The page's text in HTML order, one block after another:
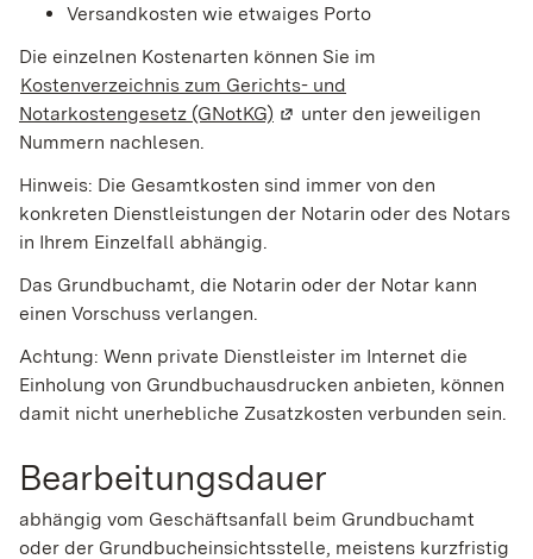
Versandkosten wie etwaiges Porto
Die einzelnen Kostenarten können Sie im
Kostenverzeichnis zum Gerichts- und
Notarkostengesetz (GNotKG) (Wird in einem neuen
unter den jeweiligen
Nummern nachlesen.
Hinweis: Die Gesamtkosten sind immer von den
konkreten Dienstleistungen der Notarin oder des Notars
in Ihrem Einzelfall abhängig.
Das Grundbuchamt, die Notarin oder der Notar kann
einen Vorschuss verlangen.
Achtung: Wenn private Dienstleister im Internet die
Einholung von Grundbuchausdrucken anbieten, können
damit nicht unerhebliche Zusatzkosten verbunden sein.
Bearbeitungsdauer
abhängig vom Geschäftsanfall beim Grundbuchamt
oder der Grundbucheinsichtsstelle, meistens kurzfristig